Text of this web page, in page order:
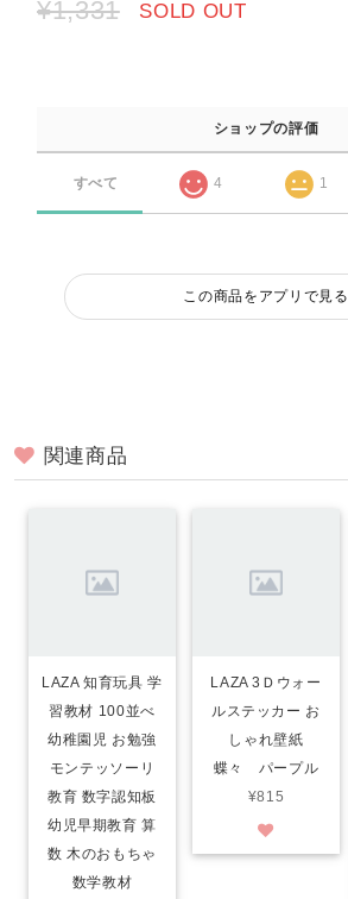
¥1,331 SOLD OUT
ショップの評価
すべて 4 1
この商品をアプリで見る
関連商品
LAZA 知育玩具 学
習教材 100並べ
幼稚園児 お勉強
モンテッソーリ
教育 数字認知板
幼児早期教育 算
数 木のおもちゃ
数学教材
LAZA 3Ｄウォー
ルステッカー お
しゃれ壁紙
蝶々 パープル
¥815